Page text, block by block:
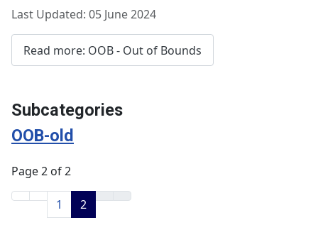
Last Updated: 05 June 2024
Read more: OOB - Out of Bounds
Subcategories
OOB-old
Page 2 of 2
1 2